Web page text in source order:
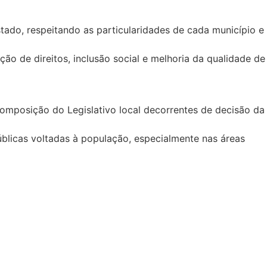
respeitando as particularidades de cada município e
de direitos, inclusão social e melhoria da qualidade de
do Legislativo local decorrentes de decisão da
voltadas à população, especialmente nas áreas